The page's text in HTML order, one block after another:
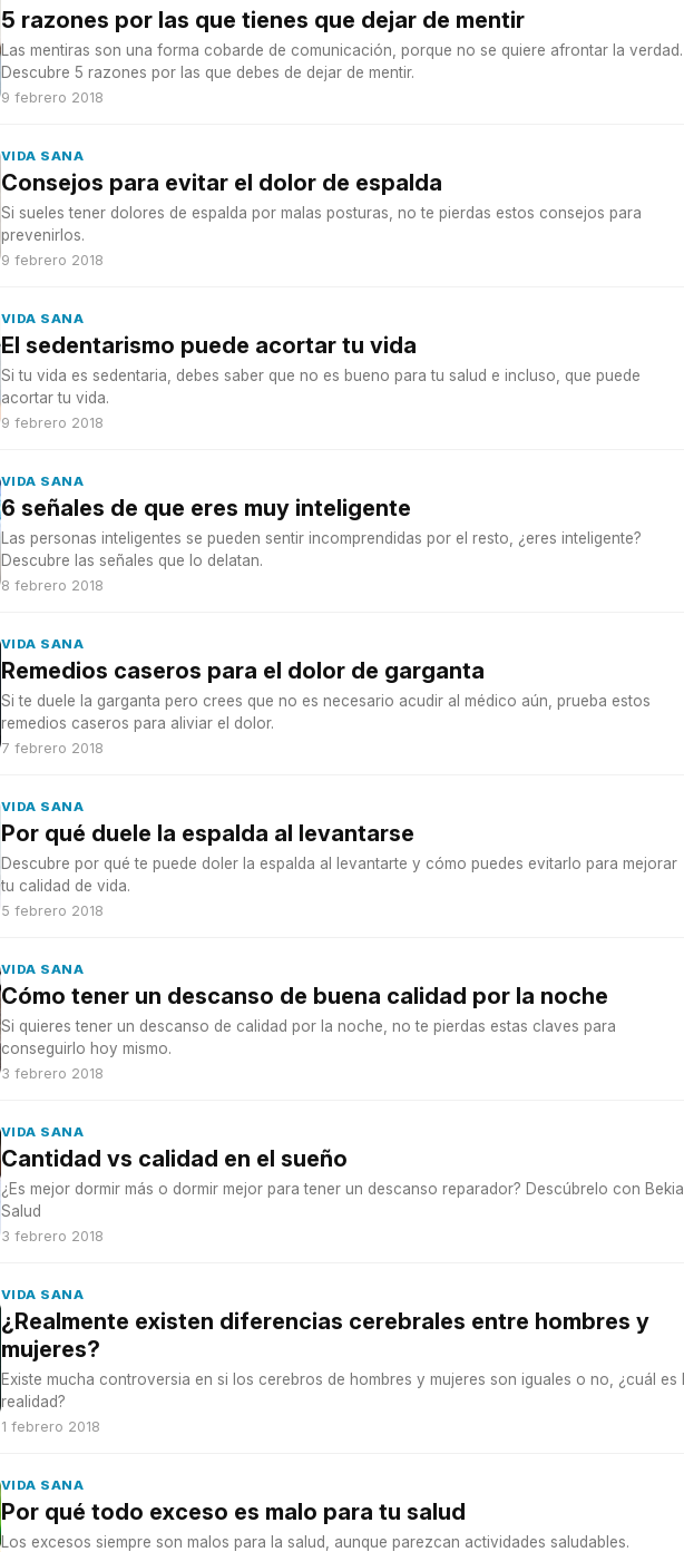
5 razones por las que tienes que dejar de mentir
Las mentiras son una forma cobarde de comunicación, porque no se quiere afrontar la verdad.
Descubre 5 razones por las que debes de dejar de mentir.
9 febrero 2018
VIDA SANA
Consejos para evitar el dolor de espalda
Si sueles tener dolores de espalda por malas posturas, no te pierdas estos consejos para
prevenirlos.
9 febrero 2018
VIDA SANA
El sedentarismo puede acortar tu vida
Si tu vida es sedentaria, debes saber que no es bueno para tu salud e incluso, que puede
acortar tu vida.
9 febrero 2018
VIDA SANA
6 señales de que eres muy inteligente
Las personas inteligentes se pueden sentir incomprendidas por el resto, ¿eres inteligente?
Descubre las señales que lo delatan.
8 febrero 2018
VIDA SANA
Remedios caseros para el dolor de garganta
Si te duele la garganta pero crees que no es necesario acudir al médico aún, prueba estos
remedios caseros para aliviar el dolor.
7 febrero 2018
VIDA SANA
Por qué duele la espalda al levantarse
Descubre por qué te puede doler la espalda al levantarte y cómo puedes evitarlo para mejorar
tu calidad de vida.
5 febrero 2018
VIDA SANA
Cómo tener un descanso de buena calidad por la noche
Si quieres tener un descanso de calidad por la noche, no te pierdas estas claves para
conseguirlo hoy mismo.
3 febrero 2018
VIDA SANA
Cantidad vs calidad en el sueño
¿Es mejor dormir más o dormir mejor para tener un descanso reparador? Descúbrelo con Bekia
Salud
3 febrero 2018
VIDA SANA
¿Realmente existen diferencias cerebrales entre hombres y
mujeres?
Existe mucha controversia en si los cerebros de hombres y mujeres son iguales o no, ¿cuál es
realidad?
1 febrero 2018
VIDA SANA
Por qué todo exceso es malo para tu salud
Los excesos siempre son malos para la salud, aunque parezcan actividades saludables.